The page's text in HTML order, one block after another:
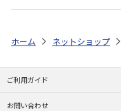
ホーム ネットショップ
ご利用ガイド
お問い合わせ